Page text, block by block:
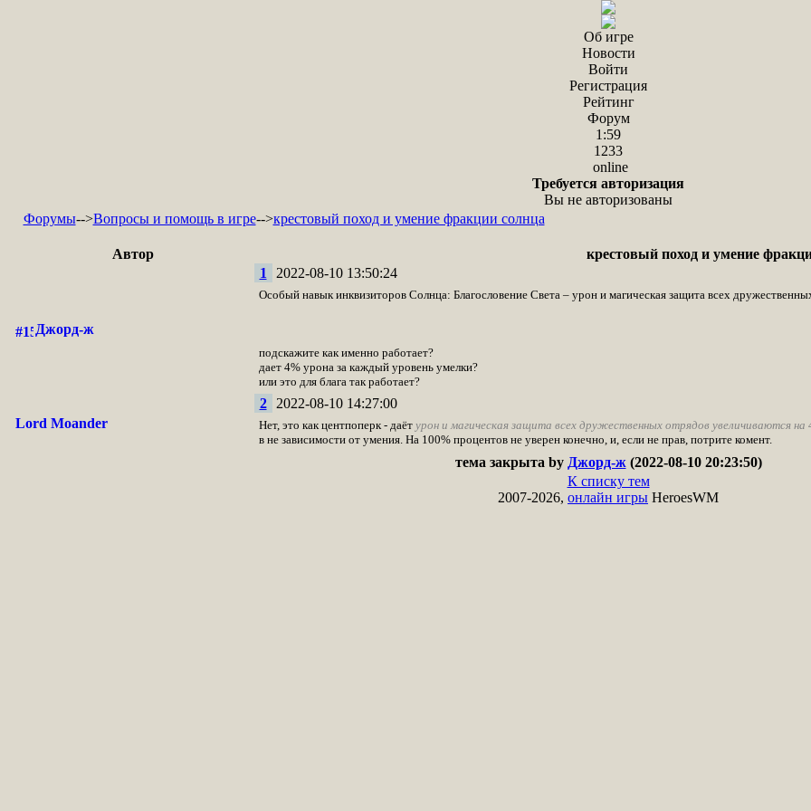
Об игре
Новости
Войти
Регистрация
Рейтинг
Форум
1:59
1233
online
Требуется авторизация
Вы не авторизованы
Форумы-->Вопросы и помощь в игре-->крестовый поход и умение фракции солнца
Автор крестовый поход и умение
Джорд-ж
1 2022-08-10 13:50:24
Особый навык инквизиторов Солнца: Благословение Света – урон и магическая защита всех
подскажите как именно работает?
дает 4% урона за каждый уровень умелки?
или это для блага так работает?
Lord Moander
2 2022-08-10 14:27:00
Нет, это как центпоперк - даёт урон и магическая защита всех дружественных отрядов увеличиваются на
в не зависимости от умения. На 100% процентов не уверен конечно, и, если не прав, потрите комент.
тема закрыта by Джорд-ж(2022-08-10 20:23:50)
К списку тем
2007-2026, онлайн игры HeroesWM